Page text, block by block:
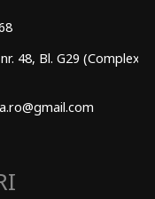
48, Bl. G29 (Complex